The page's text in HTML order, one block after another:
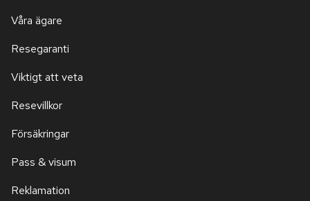
Våra ägare
Resegaranti
Viktigt att veta
Resevillkor
Försäkringar
Pass & visum
Reklamation